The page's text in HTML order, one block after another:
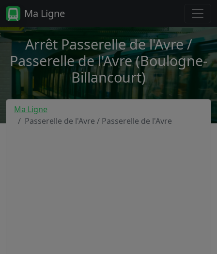
Ma Ligne
Arrêt Passerelle de l'Avre /
Passerelle de l'Avre (Boulogne-
Billancourt)
Ma Ligne
Passerelle de l'Avre / Passerelle de l'Avre